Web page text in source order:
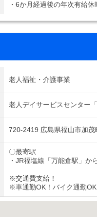
・6か月経過後の年次有給休
老人福祉・介護事業
老人デイサービスセンター
720-2419 広島県福山市加
〇最寄駅
・JR福塩線「万能倉駅」か
※交通費支給！
※車通勤OK！バイク通勤OK